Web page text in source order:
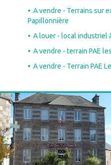
A vendre - Terrains sur
Papillonnière
A louer - local industriel
A vendre - terrain PAE
A vendre - Terrain PAE